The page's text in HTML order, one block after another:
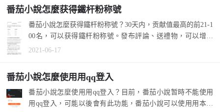
番茄小說怎麼获得鐵杆粉称號
番茄小說怎麼获得鐵杆粉称號？30天内，贡献值最高的前21-1
00名，可以获得鐵杆粉称號。發布評論、送禮物，可以增加
贡献值。 1....
2021-06-17
番茄小說怎麼使用用qq登入
番茄小說怎麼使用用qq登入？目前，番茄小說暂時不能使用
用qq登入，可能以後會有此功能，番茄小說可以使用用本機